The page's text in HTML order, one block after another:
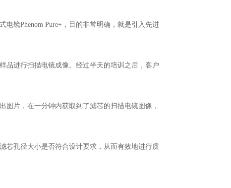
镜Phenom Pure+，目的非常明确，就是引入先进
品进行扫描电镜成像。经过半天的培训之后，客户
图片，在一分钟内获取到了滤芯的扫描电镜图像，
芯孔径大小是否符合设计要求，从而有效地进行质